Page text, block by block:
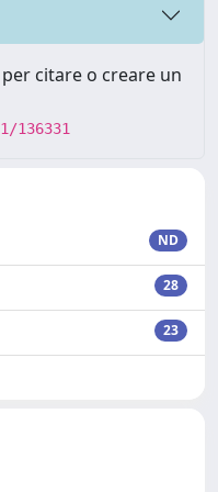
citare o creare un
136331
ND
28
23